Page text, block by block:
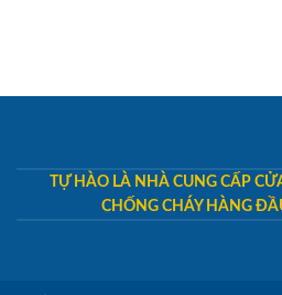
TỰ HÀO LÀ NHÀ CUNG CẤP
CHỐNG CHÁY HÀNG